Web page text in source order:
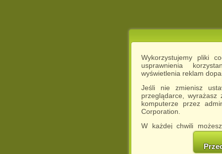
Wykorzystujemy pliki
usprawnienia
wyświetlenia reklam
Jeśli nie zmienisz
przeglądarce,
komputerze przez
Corporation.
W każdej chwili
cookies w swojej
w naszej
http://chomikuj.pl/